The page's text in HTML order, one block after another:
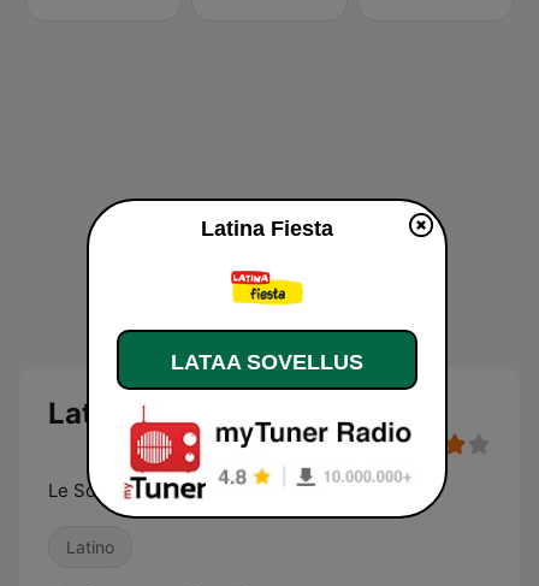
Latina Fiesta
Le Son Latino
Latino
Latina Fiesta
LATAA SOVELLUS